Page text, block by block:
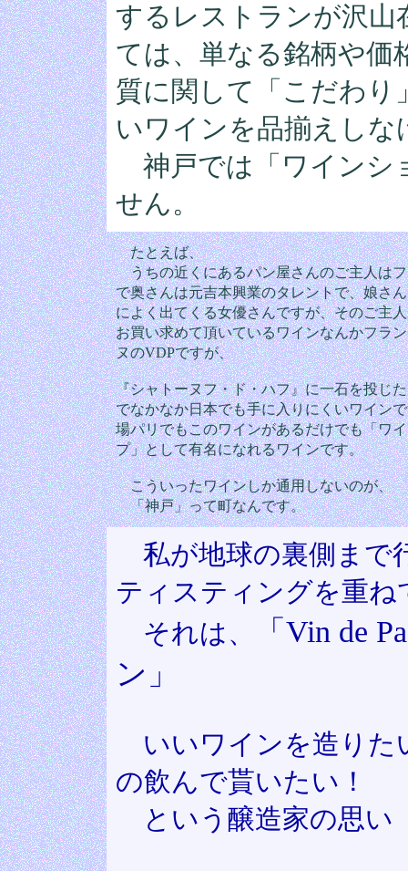
するレストランが沢
ては、単なる銘柄や価
質に関して「こだわ
いワインを品揃えしな
神戸では「ワインシ
せん。
たとえば、
うちの近くにあるパン屋さんのご主人は
で奥さんは元吉本興業のタレントで、娘さ
によく出てくる女優さんですが、そのご主
お買い求めて頂いているワインなんかフラ
ヌのVDPですが、
『シャトーヌフ・ド・ハフ』に一石を投じ
でなかなか日本でも手に入りにくいワイン
場パリでもこのワインがあるだけでも「ワ
プ」として有名になれるワインです。
こういったワインしか通用しないのが、
「神戸」って町なんです。
私が地球の裏側まで
ティスティングを重ね
それは、
「Vin de
ン」
いいワインを造りた
の飲んで貰いたい！
という醸造家の思い